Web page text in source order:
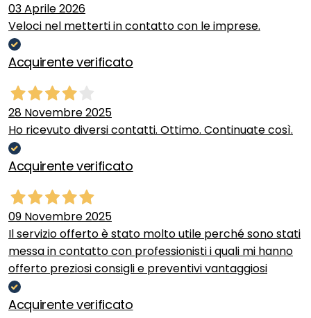
03 Aprile 2026
Veloci nel metterti in contatto con le imprese.
Acquirente verificato
28 Novembre 2025
Ho ricevuto diversi contatti. Ottimo. Continuate così.
Acquirente verificato
09 Novembre 2025
Il servizio offerto è stato molto utile perché sono stati
messa in contatto con professionisti i quali mi hanno
offerto preziosi consigli e preventivi vantaggiosi
Acquirente verificato